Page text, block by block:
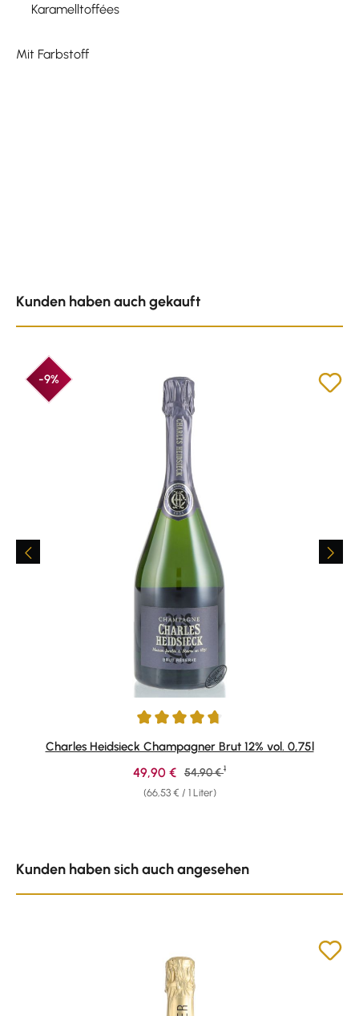
Karamelltoffées
Mit Farbstoff
Kunden haben auch gekauft
-9%
Durchschnittliche Bewertung von 4.75 von 5 Sternen
Charles Heidsieck Champagner Brut 12% vol. 0,75l
(66,53 € / 1 Liter)
Verkaufspreis:
49,90 € Regulärer Preis:
54,90 € 1
Kunden haben sich auch angesehen